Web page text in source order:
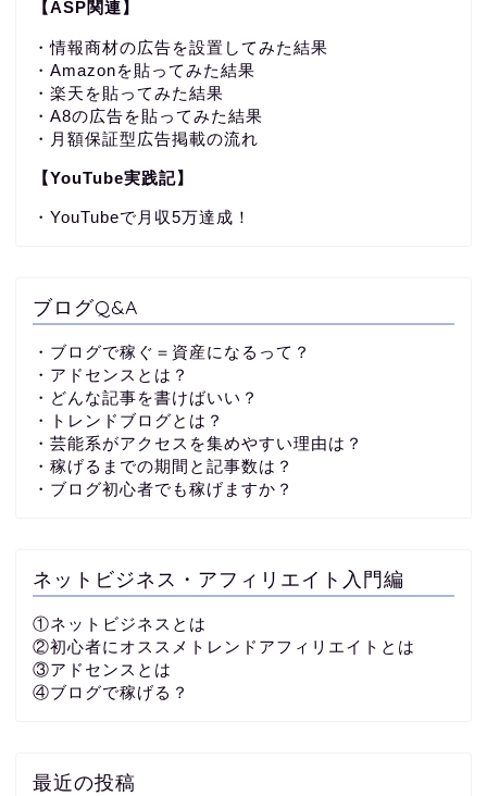
【ASP関連】
・情報商材の広告を設置してみた結果
・Amazonを貼ってみた結果
・楽天を貼ってみた結果
・A8の広告を貼ってみた結果
・月額保証型広告掲載の流れ
【YouTube実践記】
・YouTubeで月収5万達成！
ブログQ&A
・ブログで稼ぐ＝資産になるって？
・アドセンスとは？
・どんな記事を書けばいい？
・トレンドブログとは？
・芸能系がアクセスを集めやすい理由は？
・稼げるまでの期間と記事数は？
・ブログ初心者でも稼げますか？
ネットビジネス・アフィリエイト入門編
①ネットビジネスとは
②初心者にオススメトレンドアフィリエイトとは
③アドセンスとは
④ブログで稼げる？
最近の投稿